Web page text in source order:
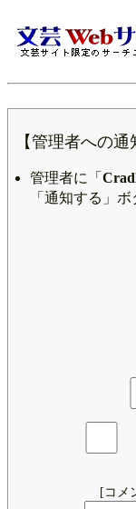
【管理者への通
管理者に「
「通知する」
[コメ